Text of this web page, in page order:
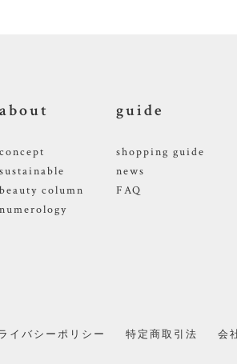
about
concept
sustainable
beauty column
numerology
guide
shopping guide
news
FAQ
イバシーポリシー 特定商取引法 会